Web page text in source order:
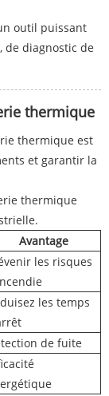
outil puissant
diagnostic de
thermique
thermique est
et garantir la
thermique
Avantage
les risques
les temps
de fuite